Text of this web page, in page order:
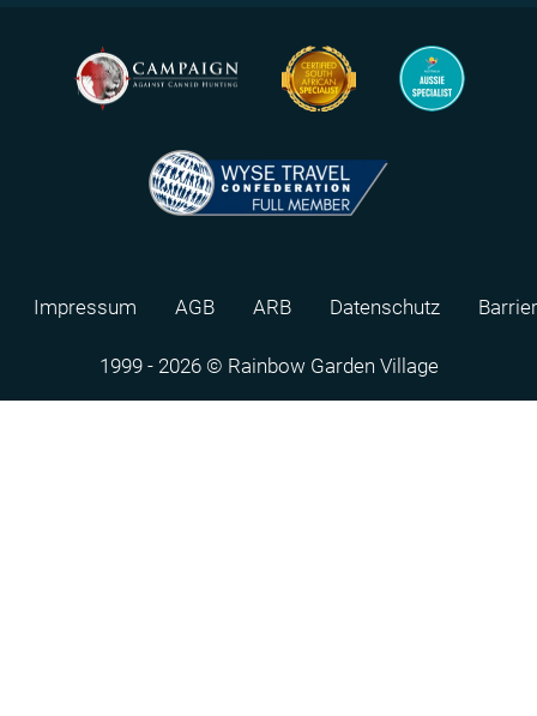
Impressum AGB ARB Datenschutz
1999 - 2026 © Rainbow Garden Village